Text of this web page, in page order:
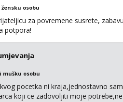
osobu
za povremene susrete,
potpora!
mušku osobu
pocetka ni kraja,jednostavno
koji ce zadovoljiti moje